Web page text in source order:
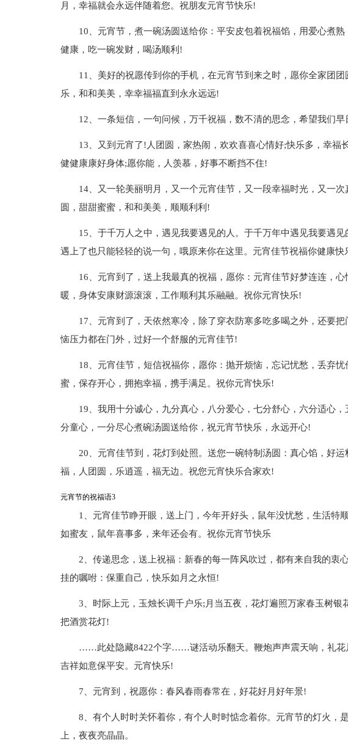
月，幸福就会永远伴随着您。祝朋友元宵节快乐!
10、元宵节，煮一碗汤圆送给你：平安皮包着祝福馅，用爱心煮
健康，吃一碗发财，喝汤顺利!
11、美好的祝愿传到你的手机，在元宵节到来之时，愿你全家团
乐，和和美美，幸幸福福直到永永远远!
12、一条短信，一句问候，万千祝福，数不清的思念，希望我们
13、又到元宵了!人团圆，家热闹，欢欢喜喜心情好;快乐多，幸福
健健康康好身体;愿你能，人羡慕，好事不断挡不住!
14、又一轮美丽明月，又一个元宵佳节，又一段幸福时光，又一
圆，甜甜蜜蜜，和和美美，顺顺利利!
15、于千万人之中，遇见我要遇见的人。于千万年中遇见我要遇见
遇上了也只能轻轻的说一句，哦原来你在这里。元宵佳节祝福你健康快
16、元宵到了，送上我最真的祝福，愿你：元宵佳节好梦连连，
暖，身体安康财源滚滚，工作顺利其乐融融。祝你元宵快乐!
17、元宵到了，天依然寒冷，除了穿衣防寒多吃多喝之外，还要
恼压力都在门外，过好一个舒服的元宵佳节!
18、元宵佳节，短信祝福你，愿你：抛开烦恼，忘记忧愁，丢弃
蜜，保存开心，拥抱幸福，携手满足。祝你元宵快乐!
19、我用十分诚心，九分真心，八分爱心，七分舒心，六分适心
分童心，一分尽心煮碗汤圆送给你，祝元宵节快乐，永远开心!
20、元宵佳节到，花灯到处照。送您一碗特制汤圆：真心馅，好
福，人团圆，乐逍遥，福无边。祝您元宵快乐合家欢!
元宵节的祝福语3
1、元宵佳节睁开眼，送上门，今年开好头，鼠年没忧愁，生活特
如蜜友，鼠年喜事多，来年还会有。祝你元宵节快乐
2、传递思念，送上祝福：新春的每一阵风吹过，都有来自我的衷
挂的嘱咐：保重自己，快乐如月之永恒!
3、时际上元，玉烛长调千户乐;月当五夜，花灯遍照万家春玉树银
把酒赏花灯!
……此处隐藏8422个字……谜活动乐翻天。鞭炮声声震天响，礼花
吉祥如意保平安。元宵快乐!
7、元宵到，祝愿你：春风春雨春常在，好花好月好年景!
8、有个人时时关怀着你，有个人时时惦念着你。元宵节的灯火，
上，夜夜亮晶晶。